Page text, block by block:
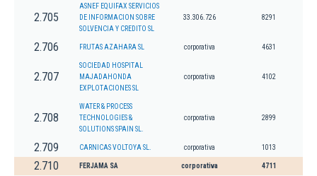
2.705
ASNEF EQUIFAX SERVICIOS
DE INFORMACION SOBRE
SOLVENCIA Y CREDITO SL
33.306.726 8291
2.706 FRUTAS AZAHARA SL corporativa 4631
2.707
SOCIEDAD HOSPITAL
MAJADAHONDA
EXPLOTACIONES SL
corporativa 4102
2.708
WATER & PROCESS
TECHNOLOGIES &
SOLUTIONS SPAIN SL.
corporativa 2899
2.709 CARNICAS VOLTOYA SL. corporativa 1013
2.710 FERJAMA SA corporativa 4711